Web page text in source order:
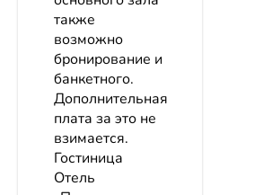
также
возможно
бронирование и
банкетного.
Дополнительная
плата за это не
взимается.
Гостиница
Отель